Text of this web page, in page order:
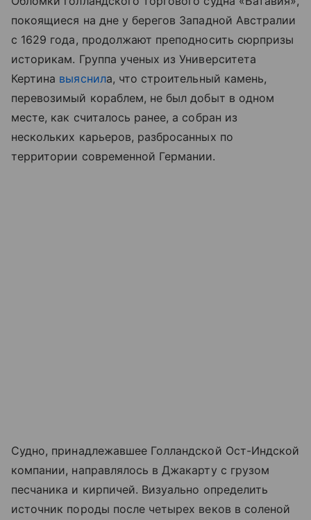
покоящиеся на дне у берегов Западной Австралии
с 1629 года, продолжают преподносить сюрпризы
историкам. Группа ученых из Университета
Кертина выяснила, что строительный камень,
перевозимый кораблем, не был добыт в одном
месте, как считалось ранее, а собран из
нескольких карьеров, разбросанных по
территории современной Германии.
Судно, принадлежавшее Голландской Ост-Индской
компании, направлялось в Джакарту с грузом
песчаника и кирпичей. Визуально определить
источник породы после четырех веков в соленой